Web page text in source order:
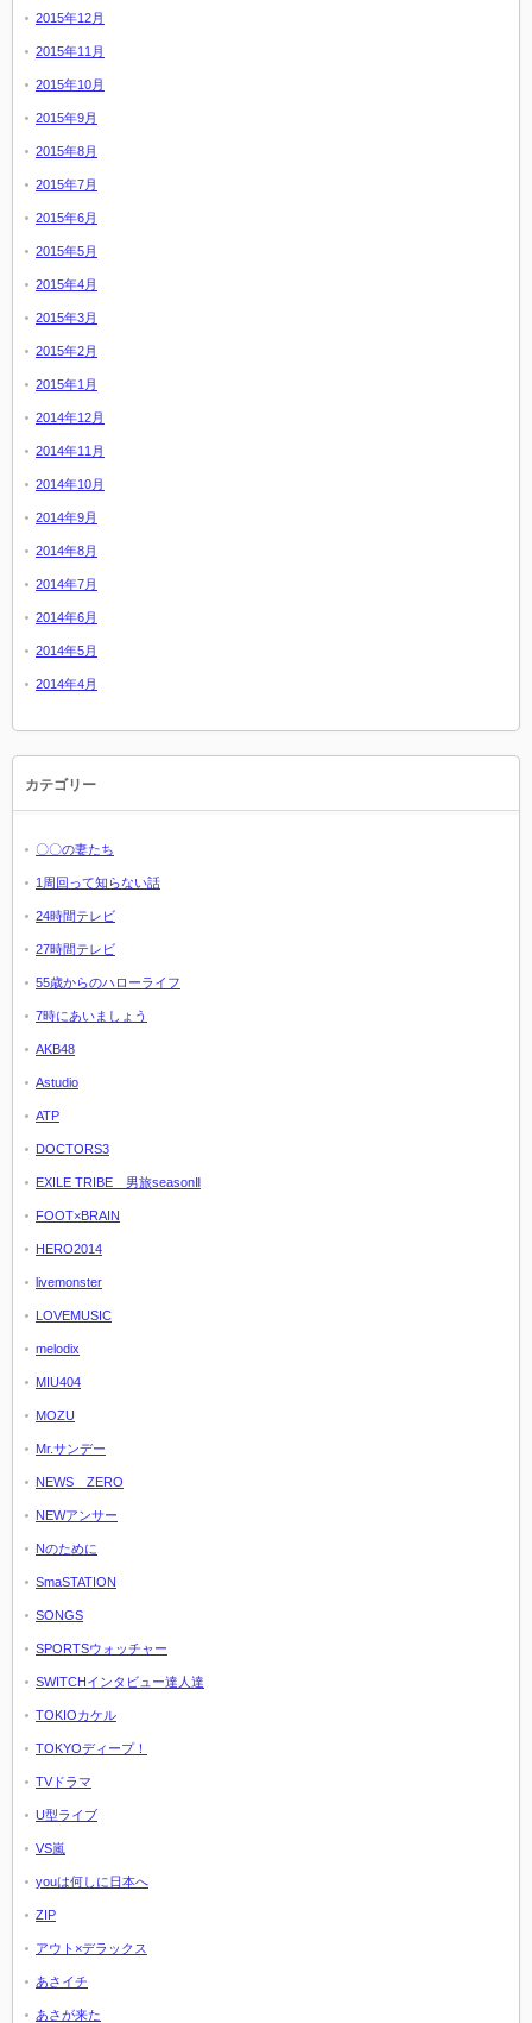
2015年12月
2015年11月
2015年10月
2015年9月
2015年8月
2015年7月
2015年6月
2015年5月
2015年4月
2015年3月
2015年2月
2015年1月
2014年12月
2014年11月
2014年10月
2014年9月
2014年8月
2014年7月
2014年6月
2014年5月
2014年4月
カテゴリー
〇〇の妻たち
1周回って知らない話
24時間テレビ
27時間テレビ
55歳からのハローライフ
7時にあいましょう
AKB48
Astudio
ATP
DOCTORS3
EXILE TRIBE 男旅seasonⅡ
FOOT×BRAIN
HERO2014
livemonster
LOVEMUSIC
melodix
MIU404
MOZU
Mr.サンデー
NEWS ZERO
NEWアンサー
Nのために
SmaSTATION
SONGS
SPORTSウォッチャー
SWITCHインタビュー達人達
TOKIOカケル
TOKYOディープ！
TVドラマ
U型ライブ
VS嵐
youは何しに日本へ
ZIP
アウト×デラックス
あさイチ
あさが来た